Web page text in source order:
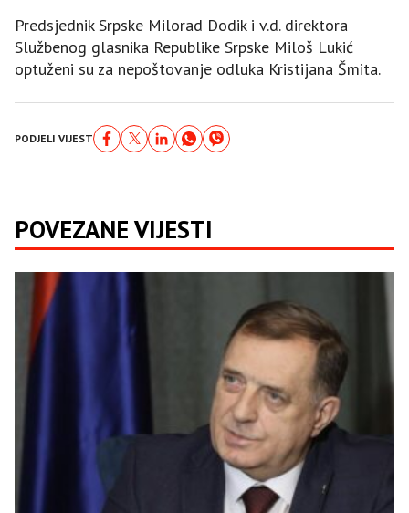
Predsjednik Srpske Milorad Dodik i v.d. direktora
Službenog glasnika Republike Srpske Miloš Lukić
optuženi su za nepoštovanje odluka Kristijana Šmita.
PODJELI VIJEST
POVEZANE VIJESTI